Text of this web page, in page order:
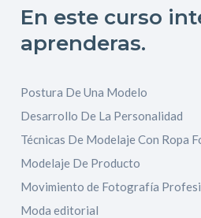
En este curso
aprenderas.
Postura De Una Modelo
Desarrollo De La Personalidad
Técnicas De Modelaje Con Ropa
Modelaje De Producto
Movimiento de Fotografía
Moda editorial